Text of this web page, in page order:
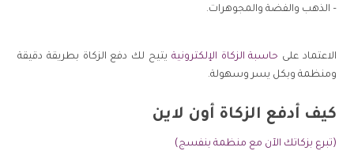
– الذهب والفضة والمجوهرات.
الاعتماد على حاسبة الزكاة الإلكترونية يتيح لك دفع الزكاة بطريقة دقيقة
ومنظمة وبكل يسر وسهولة.
كيف أدفع الزكاة أون لاين
(تبرع بزكاتك الآن مع منظمة بنفسج)